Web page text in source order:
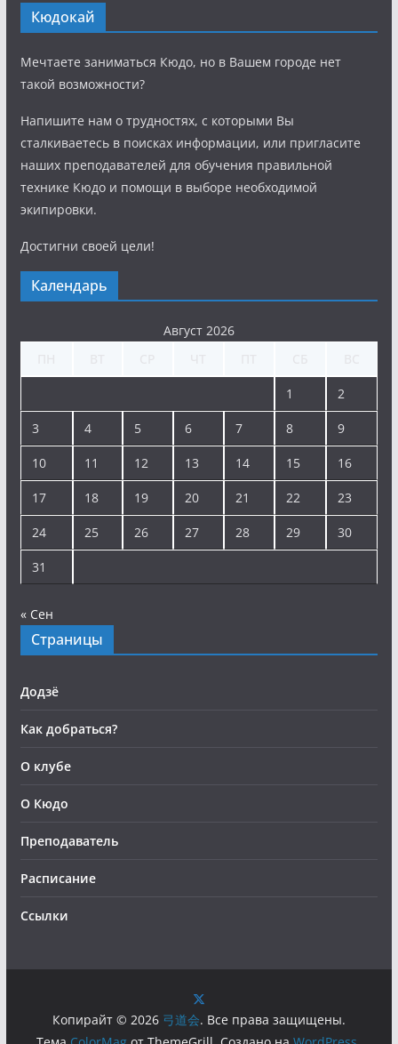
Кюдокай
Мечтаете заниматься Кюдо, но в Вашем городе нет
такой возможности?
Напишите нам о трудностях, с которыми Вы
сталкиваетесь в поисках информации, или пригласите
наших преподавателей для обучения правильной
технике Кюдо и помощи в выборе необходимой
экипировки.
Достигни своей цели!
Календарь
Август 2026
1 2
3 4 5 6 7 8 9
10 11 12 13 14 15 16
17 18 19 20 21 22 23
24 25 26 27 28 29 30
31
« Сен
Страницы
Додзё
Как добраться?
О клубе
О Кюдо
Преподаватель
Расписание
Ссылки
Копирайт © 2026 弓道会. Все права защищены.